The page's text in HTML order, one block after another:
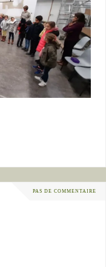
PAS DE COMMENTAIRE